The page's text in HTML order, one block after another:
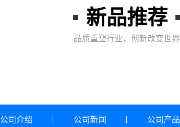
新品推荐
品质重塑行业，创新改变世界
公司介绍 公司新闻 公司产品